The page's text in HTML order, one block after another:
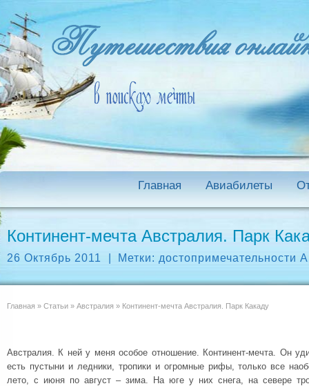
Главная Авиабилеты
Континент-мечта Австралия. Парк
26 Октябрь 2011 Метки: достопримечательности
Главная » Статьи » Австралия » Континент-мечта Австралия. Парк Какаду
Австралия. К ней у меня особое отношение. Континент-мечта. Он
есть пустыни и ледники, тропики и огромные рифы, только все
лето, с июня по август – зима. На юге у них снега, на севере